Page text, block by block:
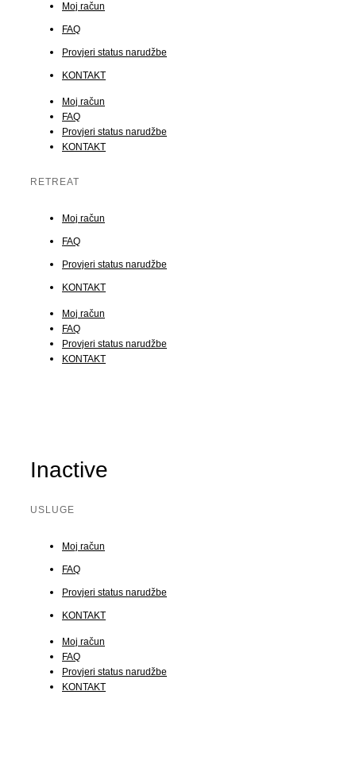
Moj račun
FAQ
Provjeri status narudžbe
KONTAKT
Moj račun
FAQ
Provjeri status narudžbe
KONTAKT
RETREAT
Moj račun
FAQ
Provjeri status narudžbe
KONTAKT
Moj račun
FAQ
Provjeri status narudžbe
KONTAKT
Inactive
USLUGE
Moj račun
FAQ
Provjeri status narudžbe
KONTAKT
Moj račun
FAQ
Provjeri status narudžbe
KONTAKT